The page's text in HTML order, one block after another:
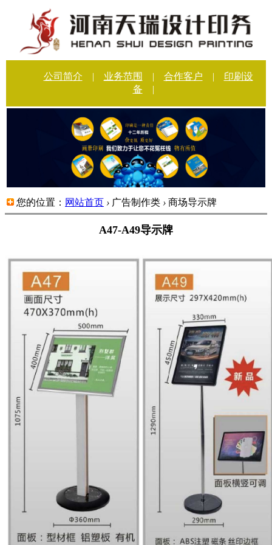
公司简介 | 业务范围 | 合作客户 |
印刷设
备
|
您的位置： 网站首页 › 广告制作类 › 商场导示牌
A47-A49导示牌